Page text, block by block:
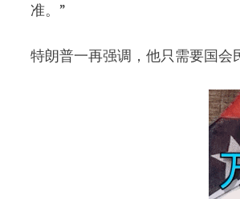
准。”
特朗普一再强调，他只需要国会